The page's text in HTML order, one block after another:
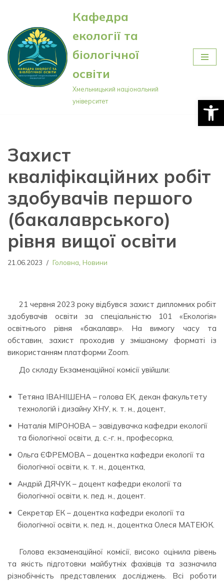
Перейти
до
вмісту
Кафедра
екології та
біологічної
освіти
Хмельницький національний
університет
Захист
кваліфікаційних робіт
здобувачів першого
(бакалаврського)
рівня вищої освіти
21.06.2023 Головна Новини
21 червня 2023 року відбувся захист дипломних робіт
здобувачів освіти за спеціальністю 101 «Екологія»
освітнього рівня «бакалавр». На вимогу часу та
обставин, захист проходив у змішаному форматі із
використанням платформи Zoom.
До складу Екзаменаційної комісії увійшли:
Тетяна ІВАНІШЕНА – голова ЕК, декан факультету
технологій і дизайну ХНУ, к. т. н., доцент,
Наталія МІРОНОВА – завідувачка кафедри екології
та біологічної освіти, д. с.-г. н., професорка,
Ольга ЄФРЕМОВА – доцентка кафедри екології та
біологічної освіти, к. т. н., доцентка,
Андрій ДЯЧУК – доцент кафедри екології та
біологічної освіти, к. пед. н., доцент.
Секретар ЕК – доцентка кафедри екології та
біологічної освіти, к. пед. н., доцентка Олеся МАТЕЮК.
Голова екзаменаційної комісії, високо оцінила рівень
та якість підготовки майбутніх фахівців та зазначила
різнобічність представлених досліджень. Всі роботи